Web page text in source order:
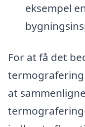
eksempel
For at få det
at